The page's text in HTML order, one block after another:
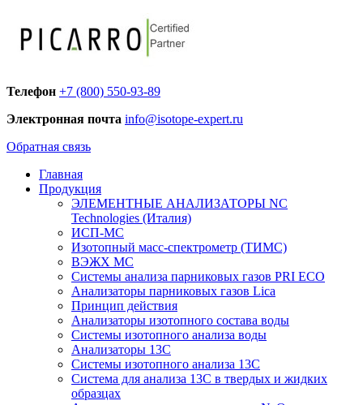
Телефон +7 (800) 550-93-89
Электронная почта info@isotope-expert.ru
Обратная связь
Главная
Продукция
ЭЛЕМЕНТНЫЕ АНАЛИЗАТОРЫ NC
Technologies (Италия)
ИСП-МС
Изотопный масс-спектрометр (ТИМС)
ВЭЖХ МС
Системы анализа парниковых газов PRI ECO
Анализаторы парниковых газов Lica
Принцип действия
Анализаторы изотопного состава воды
Системы изотопного анализа воды
Анализаторы 13C
Системы изотопного анализа 13С
Система для анализа 13С в твердых и жидких
образцах